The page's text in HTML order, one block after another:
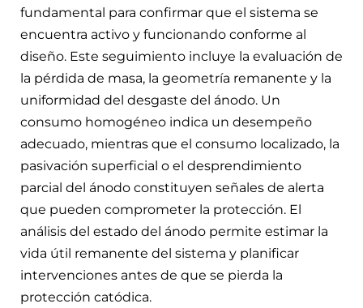
fundamental para confirmar que el sistema se
encuentra activo y funcionando conforme al
diseño. Este seguimiento incluye la evaluación de
la pérdida de masa, la geometría remanente y la
uniformidad del desgaste del ánodo. Un
consumo homogéneo indica un desempeño
adecuado, mientras que el consumo localizado, la
pasivación superficial o el desprendimiento
parcial del ánodo constituyen señales de alerta
que pueden comprometer la protección. El
análisis del estado del ánodo permite estimar la
vida útil remanente del sistema y planificar
intervenciones antes de que se pierda la
protección catódica.